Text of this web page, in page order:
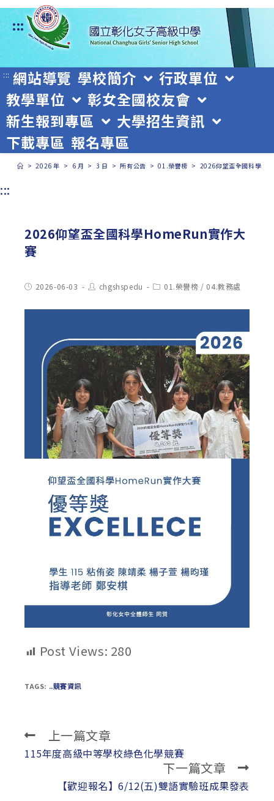
跳
轉
至
主
要
內
容
:::
::: 網站導覽 學校簡介
行政單位
教學單位
彰女全國校友會
新生報到專區
大學招生資訊
下載專區 報名專區
> 2026 年 > 6 月 > 3 日 > 所有公告 > 01.榮譽榜 > 2026仰望盃全國科學
:::
2026仰望盃全國科學HomeRun實作大
賽
Post2026-06-03
Post
author:
chgshspedu
Post01.榮譽榜 / 04.教務處
Post Views: 280
TAGS: ..競賽資訊
Read
more
上一篇文章
115年度高級中等學校綠色化學競賽
下一篇文章
【歡迎報名】6/12(五)雙語實驗班成果發表